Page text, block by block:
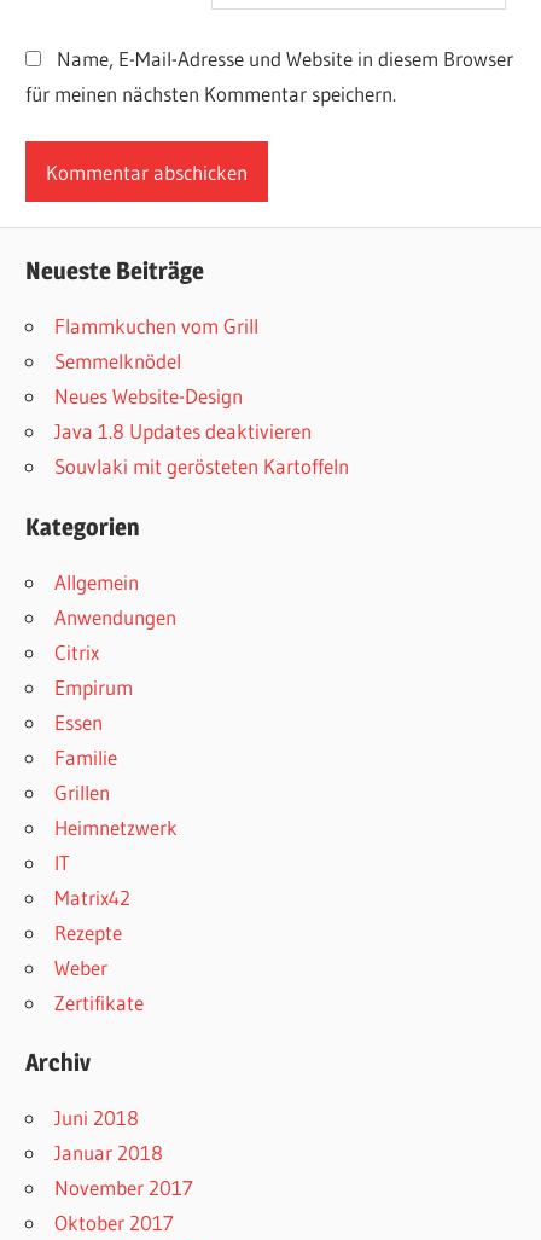
Name, E-Mail-Adresse und Website in diesem Browser
für meinen nächsten Kommentar speichern.
Neueste Beiträge
Flammkuchen vom Grill
Semmelknödel
Neues Website-Design
Java 1.8 Updates deaktivieren
Souvlaki mit gerösteten Kartoffeln
Kategorien
Allgemein
Anwendungen
Citrix
Empirum
Essen
Familie
Grillen
Heimnetzwerk
IT
Matrix42
Rezepte
Weber
Zertifikate
Archiv
Juni 2018
Januar 2018
November 2017
Oktober 2017